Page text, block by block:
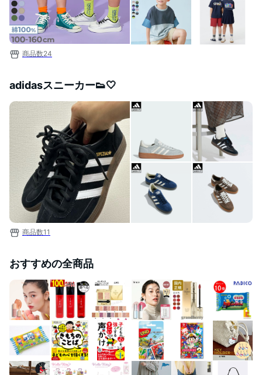
商品数24
adidasスニーカー👟🤍
商品数11
おすすめの全商品